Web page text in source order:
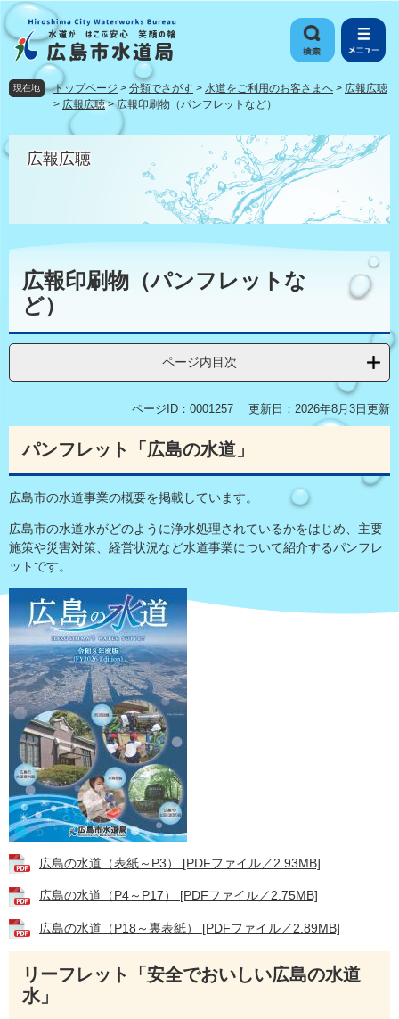
ペ
ー
先
。
メ
ニ
を
て
現在地 トップページ > 分類でさがす > 水道をご利用のお客さまへ > 広報広聴
> 広報広聴 >広報印刷物（パンフレットなど）
広報広聴
本
広報印刷物（パンフレットな
ど）
ページ内目次
ページID：0001257 更新日：2026年8月3日更新
パンフレット「広島の水道」
広島市の水道事業の概要を掲載しています。
広島市の水道水がどのように浄水処理されているかをはじめ、主要
施策や災害対策、経営状況など水道事業について紹介するパンフレ
ットです。
広島の水道（表紙～P3） [PDFファイル／2.93MB]
広島の水道（P4～P17） [PDFファイル／2.75MB]
広島の水道（P18～裏表紙） [PDFファイル／2.89MB]
リーフレット「安全でおいしい広島の水道
水」